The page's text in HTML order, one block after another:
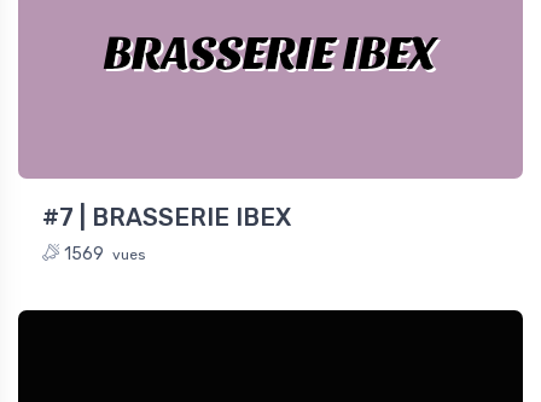
BRASSERIE IBEX
#7 | BRASSERIE IBEX
1569 vues